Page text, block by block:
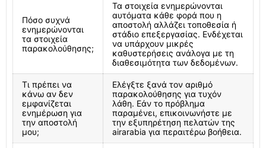
Πόσο συχνά
ενημερώνονται
τα στοιχεία
παρακολούθησης;
Τα στοιχεία ενημερώνονται
αυτόματα κάθε φορά που η
αποστολή αλλάζει τοποθεσία ή
στάδιο επεξεργασίας. Ενδέχεται
να υπάρχουν μικρές
καθυστερήσεις ανάλογα με τη
διαθεσιμότητα των δεδομένων.
Τι πρέπει να
κάνω αν δεν
εμφανίζεται
ενημέρωση για
την αποστολή
μου;
Ελέγξτε ξανά τον αριθμό
παρακολούθησης για τυχόν
λάθη. Εάν το πρόβλημα
παραμένει, επικοινωνήστε με
την εξυπηρέτηση πελατών της
airarabia για περαιτέρω βοήθεια.